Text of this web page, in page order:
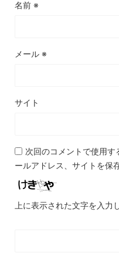
名前 ※
メール ※
サイト
次回のコメントで使用す
ールアドレス、サイトを保
上に表示された文字を入力